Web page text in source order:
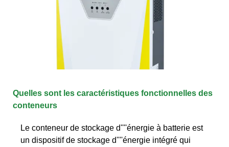
Quelles sont les caractéristiques fonctionnelles des
conteneurs
Le conteneur de stockage d''''énergie à batterie est
un dispositif de stockage d''''énergie intégré qui